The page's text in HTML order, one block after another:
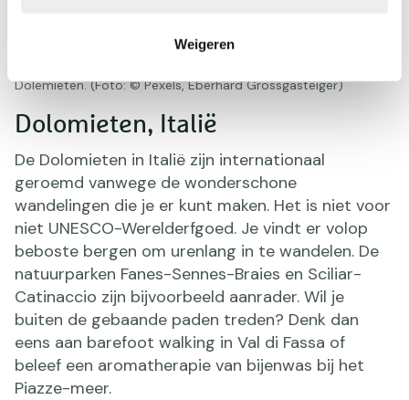
Weigeren
Dolomieten, Italië
De Dolomieten in Italië zijn internationaal
geroemd vanwege de wonderschone
wandelingen die je er kunt maken. Het is niet voor
niet UNESCO-Werelderfgoed. Je vindt er volop
beboste bergen om urenlang in te wandelen. De
natuurparken Fanes-Sennes-Braies en Sciliar-
Catinaccio zijn bijvoorbeeld aanrader. Wil je
buiten de gebaande paden treden? Denk dan
eens aan barefoot walking in Val di Fassa of
beleef een aromatherapie van bijenwas bij het
Piazze-meer.
Dolemieten. (Foto: © Pexels, Eberhard Grossgasteiger)